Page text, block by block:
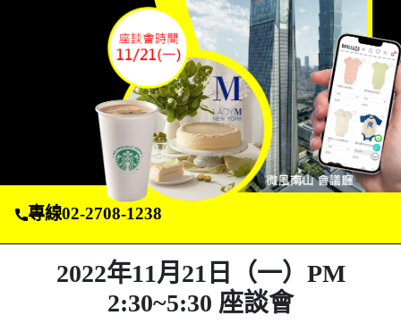
專線02-2708-1238
2022年11月21日（一）PM
2:30~5:30 座談會